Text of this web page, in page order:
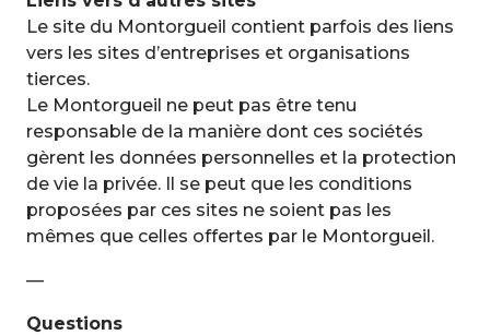
Le site du Montorgueil contient parfois des liens
vers les sites d’entreprises et organisations
tierces.
Le Montorgueil ne peut pas être tenu
responsable de la manière dont ces sociétés
gèrent les données personnelles et la protection
de vie la privée. Il se peut que les conditions
proposées par ces sites ne soient pas les
mêmes que celles offertes par le Montorgueil.
—
Questions